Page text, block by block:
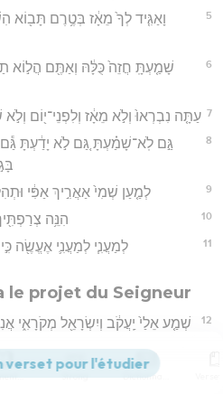
5
וָאַגִּ֤יד לְךָ֙ מֵאָ֔ז בְּטֶ֥רֶם תָּב֖וֹא
6
שָׁמַ֤עְתָּֽ חֲזֵה֙ כֻּלָּ֔הּ וְאַתֶּ֖ם הֲל֣וֹא
7 עַתָּ֤ה נִבְרְאוּ֙ וְלֹ֣א מֵאָ֔ז וְלִפְנֵי־י֖וֹם
8
גַּ֣ם לֹֽא־שָׁמַ֗עְתָּ גַּ֚ם לֹ֣א יָדַ֔עְתָּ גַּ֕ם
9 לְמַ֤עַן שְׁמִי֙ אַאֲרִ֣יךְ אַפִּ֔י
10 הִנֵּ֥ה
11 לְמַעֲנִ֧י לְמַעֲנִ֛י אֶעֱשֶׂ֖ה כִּ֣י
le projet du Seigneur
12 שְׁמַ֤ע אֵלַי֙ יַֽעֲקֹ֔ב וְיִשְׂרָאֵ֖ל מְקֹרָאִ֑י
אַף־יָדִי֙ יָ֣סְדָה אֶ֔רֶץ וִֽימִינִ֖י
Commentaires Strong